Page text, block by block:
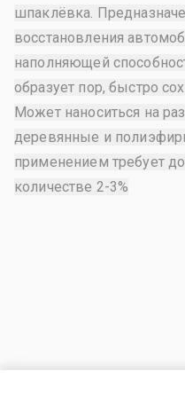
шпаклёвка.
восстановления
наполняющей
образует пор, быстро
Может наноситься на
деревянные и
применением требует
количестве 2-3%